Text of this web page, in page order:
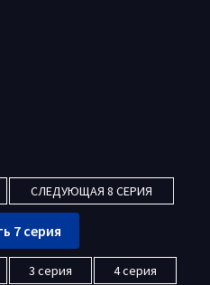
СЛЕДУЮЩАЯ 8 СЕРИЯ
7 серия
3 серия
4 серия